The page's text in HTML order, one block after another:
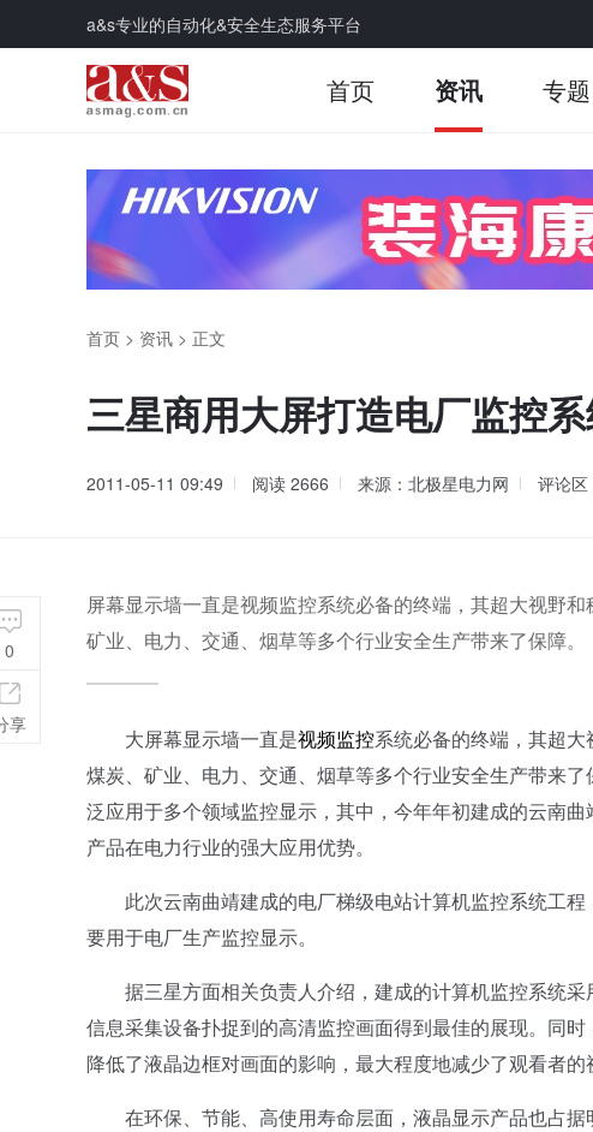
a&s专业的自动化&安全生态服务平台
首页 资讯 专题
首页 > 资讯 > 正文
三星商用大屏打造电厂监控
2011-05-11 09:49 阅读 2666 来源：北极星电力网 评论区
屏幕显示墙一直是视频监控系统必备的终端，其超大视野
矿业、电力、交通、烟草等多个行业安全生产带来了保障。
大屏幕显示墙一直是视频监控系统必备的终端，其超
煤炭、矿业、电力、交通、烟草等多个行业安全生产带来
泛应用于多个领域监控显示，其中，今年年初建成的云南
产品在电力行业的强大应用优势。
此次云南曲靖建成的电厂梯级电站计算机监控系统工程
要用于电厂生产监控显示。
据三星方面相关负责人介绍，建成的计算机监控系统采
信息采集设备扑捉到的高清监控画面得到最佳的展现。同
降低了液晶边框对画面的影响，最大程度地减少了观看者
在环保、节能、高使用寿命层面，液晶显示产品也占据
0
享